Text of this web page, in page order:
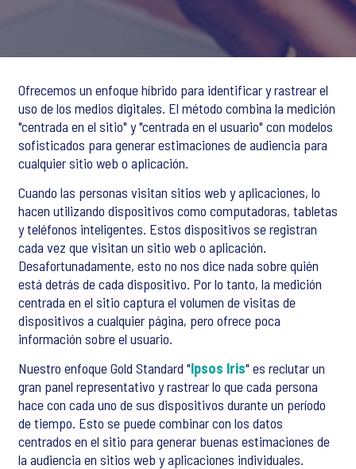
Ofrecemos un enfoque híbrido para identificar y rastrear el
uso de los medios digitales. El método combina la medición
"centrada en el sitio" y "centrada en el usuario" con modelos
sofisticados para generar estimaciones de audiencia para
cualquier sitio web o aplicación.
Cuando las personas visitan sitios web y aplicaciones, lo
hacen utilizando dispositivos como computadoras, tabletas
y teléfonos inteligentes. Estos dispositivos se registran
cada vez que visitan un sitio web o aplicación.
Desafortunadamente, esto no nos dice nada sobre quién
está detrás de cada dispositivo. Por lo tanto, la medición
centrada en el sitio captura el volumen de visitas de
dispositivos a cualquier página, pero ofrece poca
información sobre el usuario.
Nuestro enfoque Gold Standard "Ipsos Iris" es reclutar un
gran panel representativo y rastrear lo que cada persona
hace con cada uno de sus dispositivos durante un período
de tiempo. Esto se puede combinar con los datos
centrados en el sitio para generar buenas estimaciones de
la audiencia en sitios web y aplicaciones individuales.